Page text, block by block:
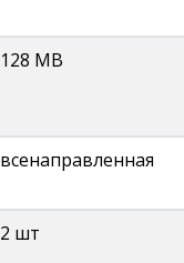
128 MB
всенаправленная
2 шт